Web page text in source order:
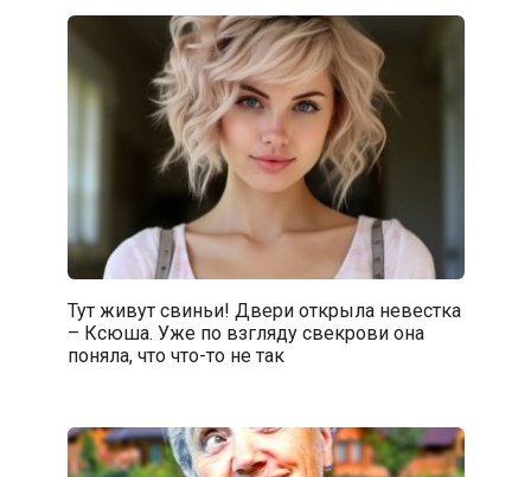
Тут живут свиньи! Двери открыла невестка
– Ксюша. Уже по взгляду свекрови она
поняла, что что-то не так